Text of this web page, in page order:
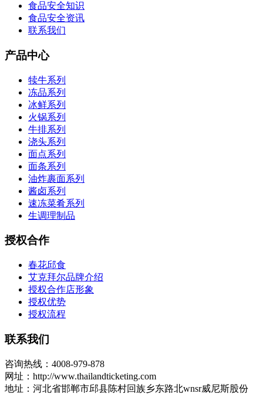
食品安全知识
食品安全资讯
联系我们
产品中心
犊牛系列
冻品系列
冰鲜系列
火锅系列
牛排系列
浇头系列
面点系列
面条系列
油炸裹面系列
酱卤系列
速冻菜肴系列
生调理制品
授权合作
春花邱食
艾克拜尔品牌介绍
授权合作店形象
授权优势
授权流程
联系我们
咨询热线：4008-979-878
网址：http://www.thailandticketing.com
地址：河北省邯郸市邱县陈村回族乡东路北wnsr威尼斯股份